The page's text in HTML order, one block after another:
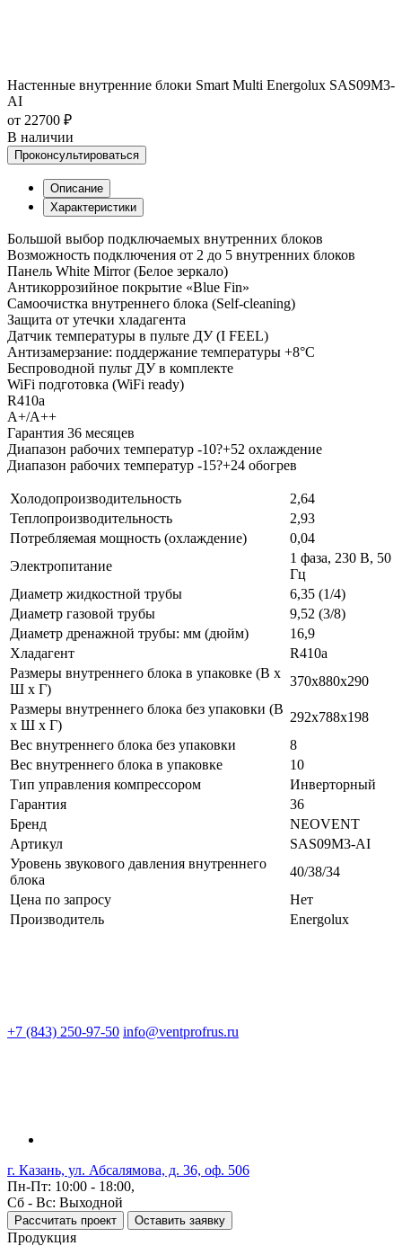
Настенные внутренние блоки Smart Multi Energolux SAS09M3-
AI
от 22700 ₽
В наличии
Проконсультироваться
Описание
Характеристики
Большой выбор подключаемых внутренних блоков
Возможность подключения от 2 до 5 внутренних блоков
Панель White Mirror (Белое зеркало)
Антикоррозийное покрытие «Blue Fin»
Самоочистка внутреннего блока (Self-cleaning)
Защита от утечки хладагента
Датчик температуры в пульте ДУ (I FEEL)
Антизамерзание: поддержание температуры +8°C
Беспроводной пульт ДУ в комплекте
WiFi подготовка (WiFi ready)
R410a
A+/A++
Гарантия 36 месяцев
Диапазон рабочих температур -10?+52 охлаждение
Диапазон рабочих температур -15?+24 обогрев
Холодопроизводительность
2,64
Теплопроизводительность
2,93
Потребляемая мощность (охлаждение)
0,04
Электропитание
1 фаза, 230 В, 50
Гц
Диаметр жидкостной трубы
6,35 (1/4)
Диаметр газовой трубы
9,52 (3/8)
Диаметр дренажной трубы: мм (дюйм)
16,9
Хладагент
R410a
Размеры внутреннего блока в упаковке (В х
Ш х Г)
370x880x290
Размеры внутреннего блока без упаковки (В
х Ш х Г)
292x788x198
Вес внутреннего блока без упаковки
8
Вес внутреннего блока в упаковке
10
Тип управления компрессором
Инверторный
Гарантия
36
Бренд
NEOVENT
Артикул
SAS09M3-AI
Уровень звукового давления внутреннего
блока
40/38/34
Цена по запросу
Нет
Производитель
Energolux
+7 (843) 250-97-50 info@ventprofrus.ru
г. Казань, ул. Абсалямова, д. 36, оф. 506
Пн-Пт: 10:00 - 18:00,
Сб - Вс: Выходной
Рассчитать проект Оставить заявку
Продукция